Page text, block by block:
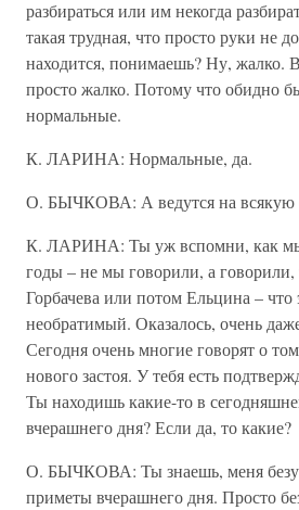
разбираться или им некогда
такая трудная, что просто руки не
находится, понимаешь? Ну, жалко.
просто жалко. Потому что обидно
нормальные.
К. ЛАРИНА: Нормальные, да.
О. БЫЧКОВА: А ведутся на
К. ЛАРИНА: Ты уж вспомни, как мы
годы – не мы говорили, а
Горбачева или потом Ельцина – что
необратимый. Оказалось, очень
Сегодня очень многие говорят о
нового застоя. У тебя есть
Ты находишь какие-то в
вчерашнего дня? Если да, то какие?
О. БЫЧКОВА: Ты знаешь, меня
приметы вчерашнего дня. Просто